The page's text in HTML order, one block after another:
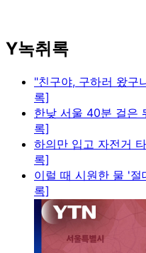
Y녹취록
"친구야, 구하러 왔구
록]
한낮 서울 40분 걸은
록]
하의만 입고 자전거
록]
이럴 때 시원한 물 '절
록]